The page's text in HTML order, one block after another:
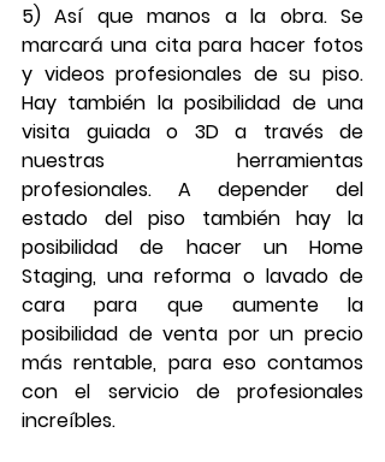
5) Así que manos a la obra. Se
marcará una cita para hacer fotos
y videos profesionales de su piso.
Hay también la posibilidad de una
visita guiada o 3D a través de
nuestras herramientas
profesionales. A depender del
estado del piso también hay la
posibilidad de hacer un Home
Staging, una reforma o lavado de
cara para que aumente la
posibilidad de venta por un precio
más rentable, para eso contamos
con el servicio de profesionales
increíbles.